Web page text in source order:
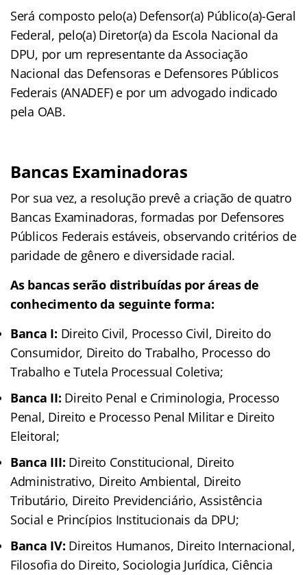
Será composto pelo(a) Defensor(a) Público(a)-Geral
Federal, pelo(a) Diretor(a) da Escola Nacional da
DPU, por um representante da Associação
Nacional das Defensoras e Defensores Públicos
Federais (ANADEF) e por um advogado indicado
pela OAB.
Bancas Examinadoras
Por sua vez, a resolução prevê a criação de quatro
Bancas Examinadoras, formadas por Defensores
Públicos Federais estáveis, observando critérios de
paridade de gênero e diversidade racial.
As bancas serão distribuídas por áreas de
conhecimento da seguinte forma:
Banca I: Direito Civil, Processo Civil, Direito do
Consumidor, Direito do Trabalho, Processo do
Trabalho e Tutela Processual Coletiva;
Banca II: Direito Penal e Criminologia, Processo
Penal, Direito e Processo Penal Militar e Direito
Eleitoral;
Banca III: Direito Constitucional, Direito
Administrativo, Direito Ambiental, Direito
Tributário, Direito Previdenciário, Assistência
Social e Princípios Institucionais da DPU;
Banca IV: Direitos Humanos, Direito Internacional,
Filosofia do Direito, Sociologia Jurídica, Ciência